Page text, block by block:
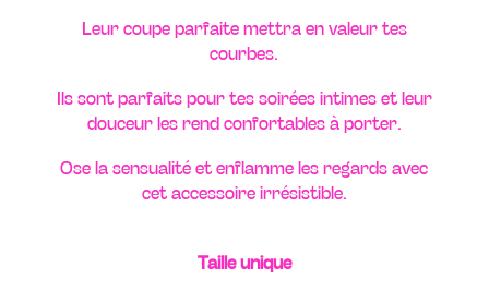
Leur coupe parfaite mettra en valeur tes
courbes.
Ils sont parfaits pour tes soirées intimes et leur
douceur les rend confortables à porter.
Ose la sensualité et enflamme les regards avec
cet accessoire irrésistible.
Taille unique